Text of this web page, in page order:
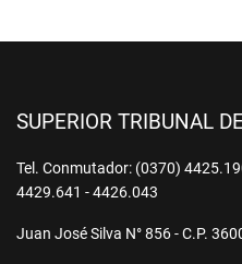
SUPERIOR TRIBUNAL
Tel. Conmutador: (0370)
4429.641 - 4426.043
Juan José Silva N° 856 - C.P.